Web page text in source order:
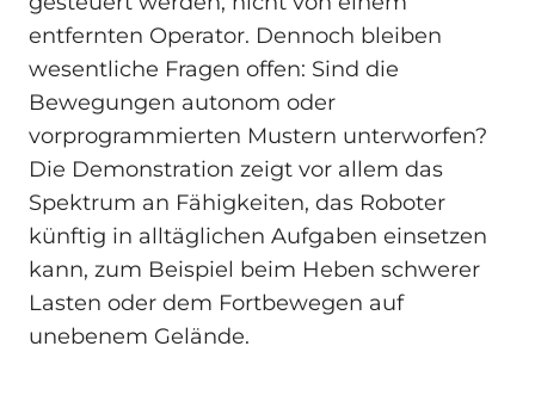
entfernten Operator. Dennoch bleiben
wesentliche Fragen offen: Sind die
Bewegungen autonom oder
vorprogrammierten Mustern unterworfen?
Die Demonstration zeigt vor allem das
Spektrum an Fähigkeiten, das Roboter
künftig in alltäglichen Aufgaben einsetzen
kann, zum Beispiel beim Heben schwerer
Lasten oder dem Fortbewegen auf
unebenem Gelände.